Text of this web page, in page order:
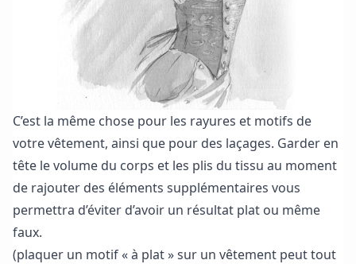
C’est la même chose pour les rayures et motifs de
votre vêtement, ainsi que pour des laçages. Garder en
tête le volume du corps et les plis du tissu au moment
de rajouter des éléments supplémentaires vous
permettra d’éviter d’avoir un résultat plat ou même
faux.
(plaquer un motif « à plat » sur un vêtement peut tout